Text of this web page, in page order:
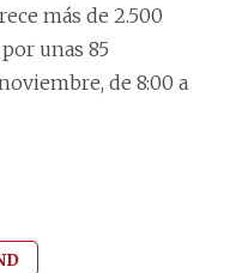
más de 2.500
unas 85
de 8:00 a